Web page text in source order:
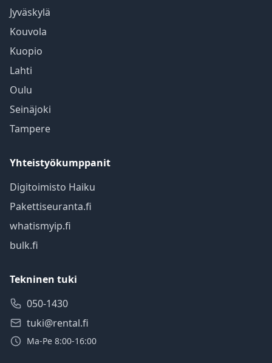
Jyväskylä
Kouvola
Kuopio
Lahti
Oulu
Seinäjoki
Tampere
Yhteistyökumppanit
Digitoimisto Haiku
Pakettiseuranta.fi
whatismyip.fi
bulk.fi
Tekninen tuki
050-1430
tuki@rental.fi
Ma-Pe 8:00-16:00